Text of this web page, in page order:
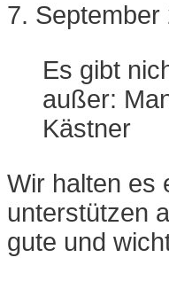
7. September
Es gibt
außer:
Kästner
Wir halten es
unterstützen
gute und